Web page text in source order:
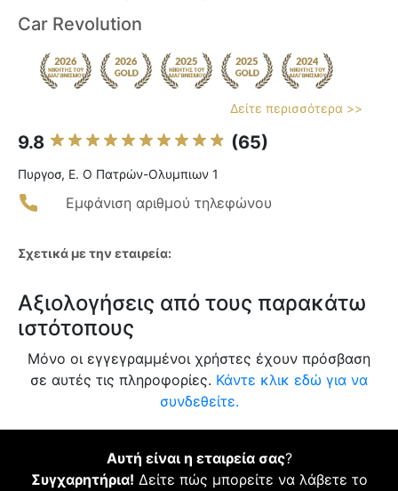
Car Revolution
Δείτε περισσότερα >>
9.8 (65)
Πυργοσ, Ε. Ο Πατρών-Ολυμπιων 1
Εμφάνιση αριθμού τηλεφώνου
Σχετικά με την εταιρεία:
Αξιολογήσεις από τους παρακάτω
ιστότοπους
Μόνο οι εγγεγραμμένοι χρήστες έχουν πρόσβαση
σε αυτές τις πληροφορίες. Κάντε κλικ εδώ για να
συνδεθείτε.
Αυτή είναι η εταιρεία σας?
Συγχαρητήρια! Δείτε πώς μπορείτε να λάβετε το